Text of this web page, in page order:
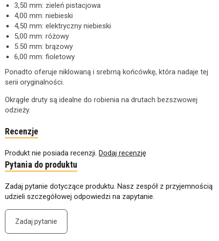
3,50 mm: zieleń pistacjowa
4,00 mm: niebieski
4,50 mm: elektryczny niebieski
5,00 mm: różowy
5.50 mm: brązowy
6,00 mm: fioletowy
Ponadto oferuje niklowaną i srebrną końcówkę, która nadaje tej
serii oryginalności.
Okrągłe druty są idealne do robienia na drutach bezszwowej
odzieży.
Recenzje
Produkt nie posiada recenzji. Dodaj recenzję
Pytania do produktu
Zadaj pytanie dotyczące produktu. Nasz zespół z przyjemnością
udzieli szczegółowej odpowiedzi na zapytanie.
Zadaj pytanie